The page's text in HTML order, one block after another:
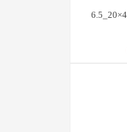
دوربین تفنگ هاوک 44×20_6.5